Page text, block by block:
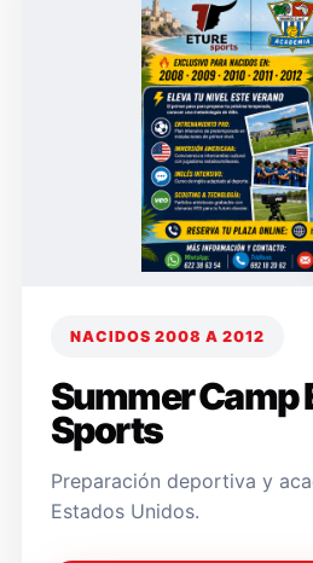
NACIDOS 2008 A 2012
Summer Camp
Sports
Preparación deportiva y
Estados Unidos.